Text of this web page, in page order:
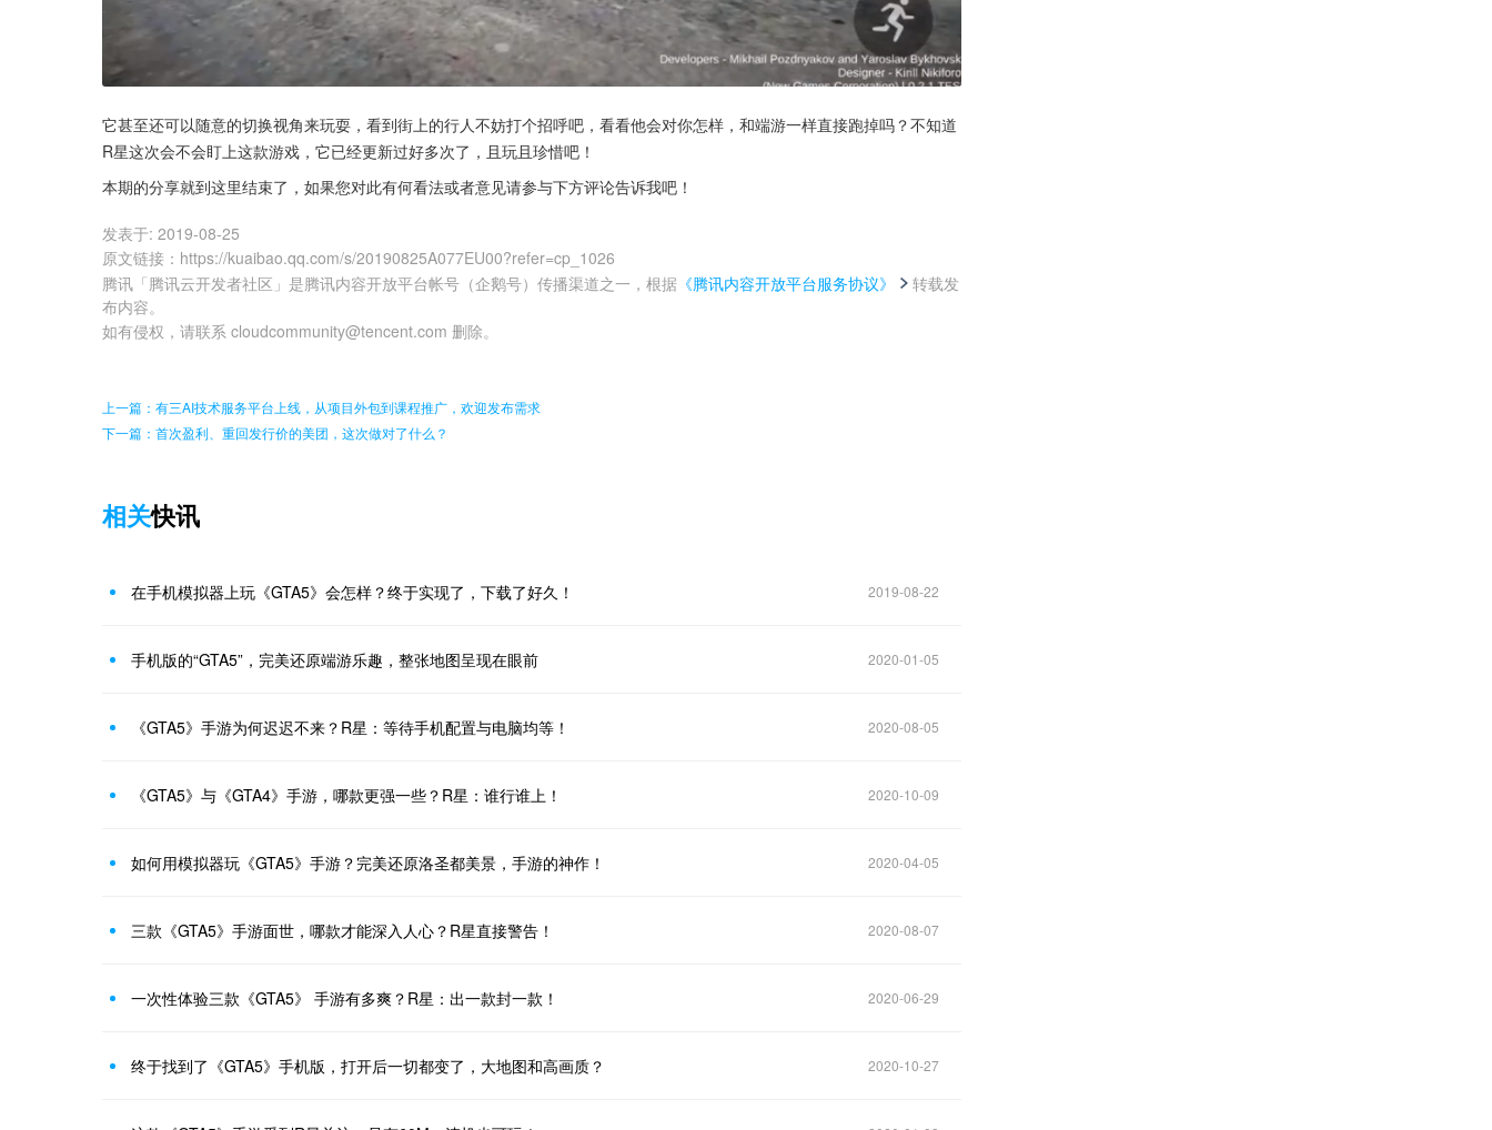
它甚至还可以随意的切换视角来玩耍，看到街上的行人不妨打个招呼吧，看看他会对你怎样，和端游一样直接跑掉吗？不知道
R星这次会不会盯上这款游戏，它已经更新过好多次了，且玩且珍惜吧！
本期的分享就到这里结束了，如果您对此有何看法或者意见请参与下方评论告诉我吧！
发表于: 2019-08-25
原文链接 ： https://kuaibao.qq.com/s/20190825A077EU00?refer=cp_1026
腾讯「腾讯云开发者社区」是腾讯内容开放平台帐号（企鹅号）传播渠道之一，根据 《腾讯内容开放平台服务协议》
转载发
布内容。
如有侵权，请联系 cloudcommunity@tencent.com 删除。
上一篇：有三AI技术服务平台上线，从项目外包到课程推广，欢迎发布需求
下一篇：首次盈利、重回发行价的美团，这次做对了什么？
相关快讯
在手机模拟器上玩《GTA5》会怎样？终于实现了，下载了好久！ 2019-08-22
手机版的“GTA5”，完美还原端游乐趣，整张地图呈现在眼前 2020-01-05
《GTA5》手游为何迟迟不来？R星：等待手机配置与电脑均等！ 2020-08-05
《GTA5》与《GTA4》手游，哪款更强一些？R星：谁行谁上！ 2020-10-09
如何用模拟器玩《GTA5》手游？完美还原洛圣都美景，手游的神作！ 2020-04-05
三款《GTA5》手游面世，哪款才能深入人心？R星直接警告！ 2020-08-07
一次性体验三款《GTA5》 手游有多爽？R星：出一款封一款！ 2020-06-29
终于找到了《GTA5》手机版，打开后一切都变了，大地图和高画质？ 2020-10-27